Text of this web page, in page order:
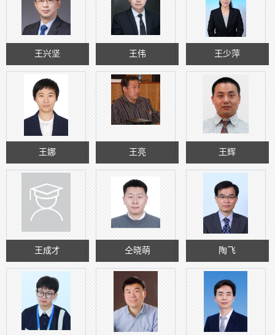
王兴坚 王伟 王少萍
王娜 王亮 王辉
王成才 仝晓萌 陶飞